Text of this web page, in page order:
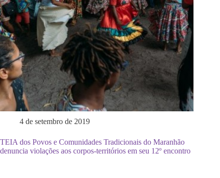
4 de setembro de 2019
TEIA dos Povos e Comunidades Tradicionais do Maranhão
denuncia violações aos corpos-territórios em seu 12º encontro